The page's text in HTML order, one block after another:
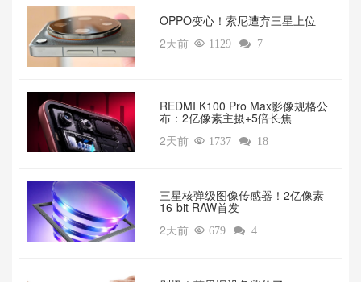
OPPO变心！索尼遭弃三星上位‌
2天前  1129  7
REDMI K100 Pro Max影像规格公
布：2亿像素主摄+5倍长焦
2天前  1737  18
三星核弹级图像传感器！2亿像素
16-bit RAW首发
2天前  679  4